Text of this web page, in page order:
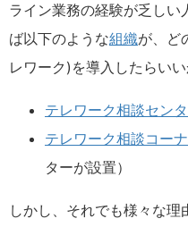
ライン業務の経験が乏しい
ば以下のような組織が、ど
レワーク)を導入したらい
テレワーク相談セン
テレワーク相談コー
ターが設置）
しかし、それでも様々な